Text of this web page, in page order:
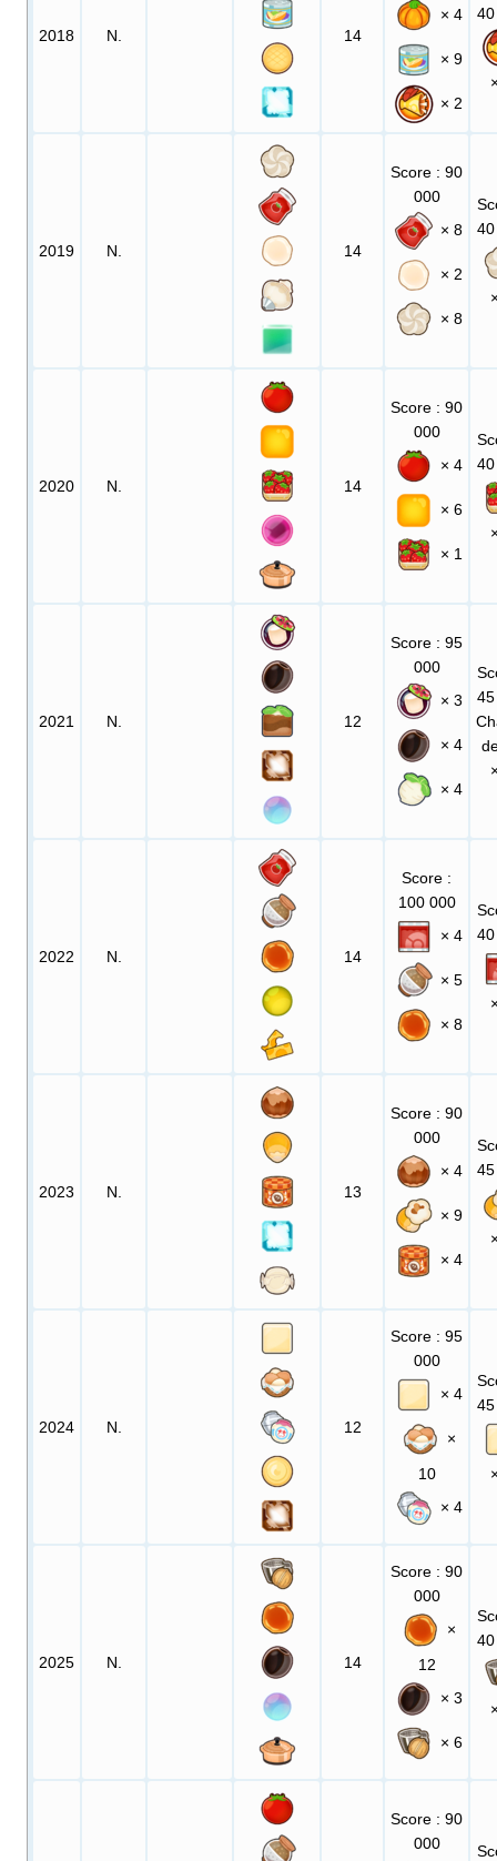
2018 N. 14
× 4
× 9
× 2
2019 N. 14
Score : 90
000
× 8
× 2
× 8
2020 N. 14
Score : 90
000
× 4
× 6
× 1
2021 N. 12
Score : 95
000
× 3
× 4
× 4
2022 N. 14
Score :
100 000
× 4
× 5
× 8
2023 N. 13
Score : 90
000
× 4
× 9
× 4
2024 N. 12
Score : 95
000
× 4
×
10
× 4
2025 N. 14
Score : 90
000
×
12
× 3
× 6
Score : 90
000